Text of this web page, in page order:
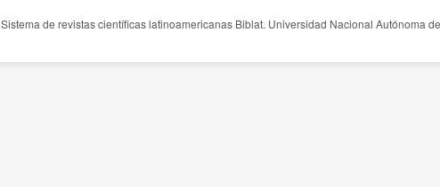
Sistema de revistas científicas latinoamericanas Biblat. Universidad Nacional Autónoma